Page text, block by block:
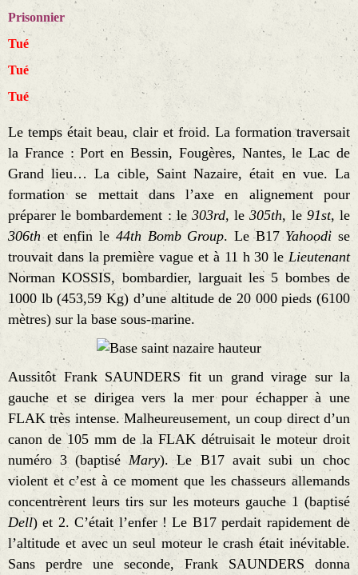
Prisonnier
Tué
Tué
Tué
Le temps était beau, clair et froid. La formation traversait
la France : Port en Bessin, Fougères, Nantes, le Lac de
Grand lieu… La cible, Saint Nazaire, était en vue. La
formation se mettait dans l’axe en alignement pour
préparer le bombardement : le 303rd, le305th, le91st, le
306thet enfin le 44th Bomb Group. Le B17Yahoodi se
trouvait dans la première vague et à 11 h 30 le Lieutenant
Norman KOSSIS, bombardier, larguait les 5 bombes de
1000 lb (453,59 Kg) d’une altitude de 20 000 pieds (6100
mètres) sur la base sous-marine.
Aussitôt Frank SAUNDERS fit un grand virage sur la
gauche et se dirigea vers la mer pour échapper à une
FLAK très intense. Malheureusement, un coup direct d’un
canon de 105 mm de la FLAK détruisait le moteur droit
numéro 3 (baptiséMary). Le B17 avait subi un choc
violent et c’est à ce moment que les chasseurs allemands
concentrèrent leurs tirs sur les moteurs gauche 1 (baptisé
Dell) et 2. C’était l’enfer ! Le B17 perdait rapidement de
l’altitude et avec un seul moteur le crash était inévitable.
Sans perdre une seconde, Frank SAUNDERS donna